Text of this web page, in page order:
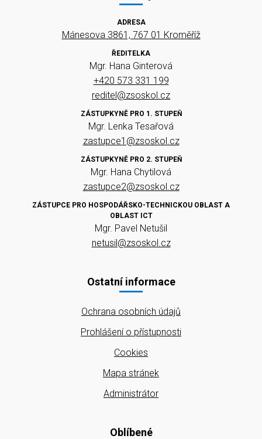
ADRESA
Mánesova 3861, 767 01 Kroměříž
ŘEDITELKA
Mgr. Hana Ginterová
+420 573 331 199
reditel@zsoskol.cz
ZÁSTUPKYNĚ PRO 1. STUPEŇ
Mgr. Lenka Tesařová
zastupce1@zsoskol.cz
ZÁSTUPKYNĚ PRO 2. STUPEŇ
Mgr. Hana Chytilová
zastupce2@zsoskol.cz
ZÁSTUPCE PRO HOSPODÁŘSKO-TECHNICKOU OBLAST A
OBLAST ICT
Mgr. Pavel Netušil
netusil@zsoskol.cz
Ostatní informace
Ochrana osobních údajů
Prohlášení o přístupnosti
Cookies
Mapa stránek
Administrátor
Oblíbené